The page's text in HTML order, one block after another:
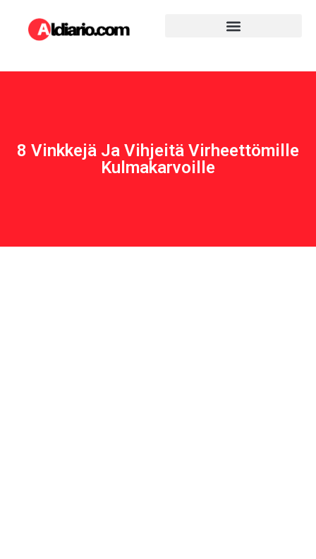
8 Vinkkejä Ja Vihjeitä Virheettömille
Kulmakarvoille